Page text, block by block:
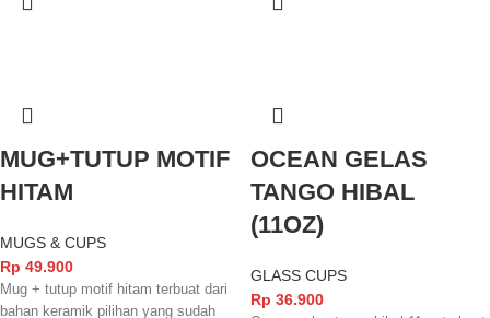
MUG+TUTUP MOTIF
HITAM
MUGS & CUPS
Rp 49.900
Mug + tutup motif hitam terbuat dari
bahan keramik pilihan yang sudah
OCEAN GELAS
TANGO HIBAL
(11OZ)
GLASS CUPS
Rp 36.900